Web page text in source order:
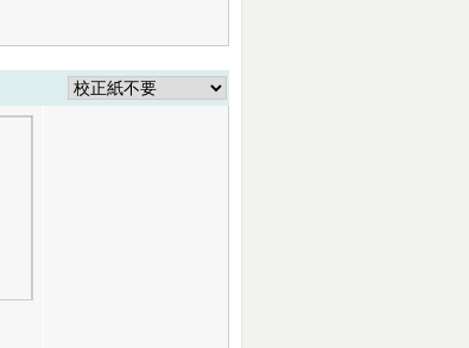
93,684円
125,902円
96,619円